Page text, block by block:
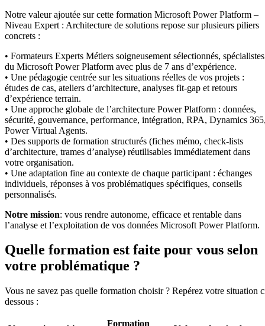
Notre valeur ajoutée sur cette formation Microsoft Power Platform –
Niveau Expert : Architecture de solutions repose sur plusieurs piliers
concrets :
• Formateurs Experts Métiers soigneusement sélectionnés, spécialistes
du Microsoft Power Platform avec plus de 7 ans d’expérience.
• Une pédagogie centrée sur les situations réelles de vos projets :
études de cas, ateliers d’architecture, analyses fit-gap et retours
d’expérience terrain.
• Une approche globale de l’architecture Power Platform : données,
sécurité, gouvernance, performance, intégration, RPA, Dynamics
Power Virtual Agents.
• Des supports de formation structurés (fiches mémo, check-lists
d’architecture, trames d’analyse) réutilisables immédiatement dans
votre organisation.
• Une adaptation fine au contexte de chaque participant : échanges
individuels, réponses à vos problématiques spécifiques, conseils
personnalisés.
Notre mission: vous rendre autonome, efficace et rentable dans
l’analyse et l’exploitation de vos données Microsoft Power Platform.
Quelle formation est faite pour vous selon
votre problématique ?
Vous ne savez pas quelle formation choisir ? Repérez votre situation
dessous :
Formation